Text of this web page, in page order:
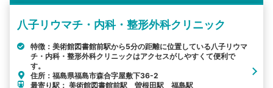
駅から探す 院名から探す
八子リウマチ・内科・整形外科クリニック
特徴：美術館図書館前駅から5分の距離に位置している八子リウマ
チ・内科・整形外科クリニックはアクセスがしやすくて便利で
す。
住所：福島県福島市森合字屋敷下36-2
最寄り駅： 美術館図書館前駅 曽根田駅 福島駅